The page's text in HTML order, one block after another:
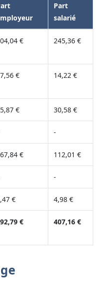
Part
salarié
€ 245,36 €
€ 14,22 €
€ 30,58 €
-
€ 112,01 €
-
€ 4,98 €
€ 407,16 €